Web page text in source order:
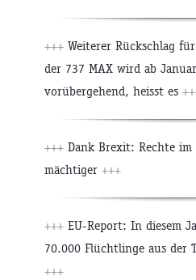
+++ Weiterer Rückschlag
der 737 MAX wird ab
vorübergehend, heisst es
+++ Dank Brexit: Rechte im
mächtiger +++
+++ EU-Report: In diesem
70.000 Flüchtlinge aus der
+++